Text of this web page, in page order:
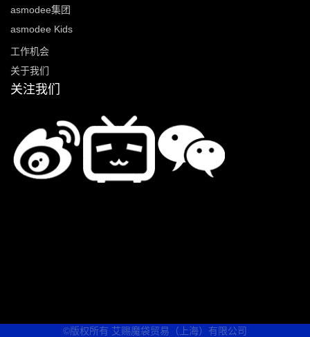
asmodee集团
asmodee Kids
工作机会
关于我们
关注我们
©版权所有 艾赐魔袋贸易（上海）有限公司